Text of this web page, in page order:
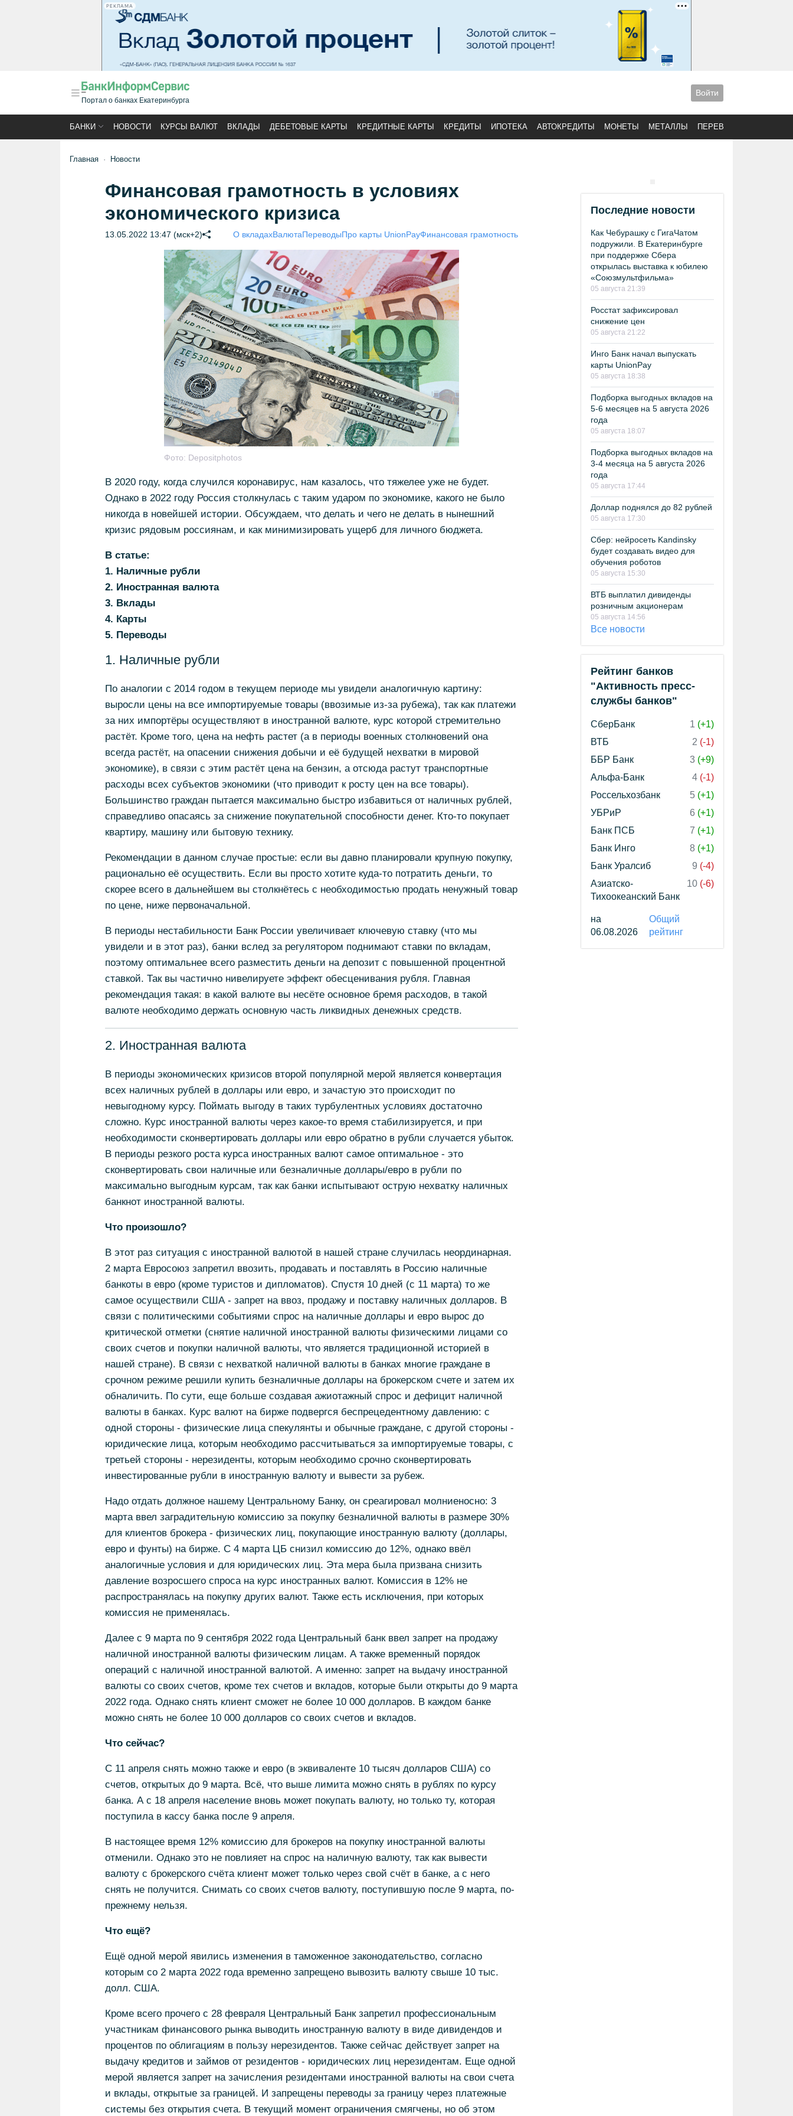
РЕКЛАМА
Портал о банках Екатеринбурга
Войти
БАНКИ НОВОСТИ КУРСЫ ВАЛЮТ ВКЛАДЫ ДЕБЕТОВЫЕ КАРТЫ КРЕДИТНЫЕ КАРТЫ КРЕДИТЫ ИПОТЕКА АВТОКРЕДИТЫ МОНЕТЫ МЕТАЛЛЫ ПЕРЕВОДЫ
Главная Новости
Финансовая грамотность в условиях
экономического кризиса
13.05.2022 13:47 (мск+2) О вкладахВалютаПереводыПро карты UnionPayФинансовая грамотность
Фото: Depositphotos
В 2020 году, когда случился коронавирус, нам казалось, что тяжелее уже не будет.
Однако в 2022 году Россия столкнулась с таким ударом по экономике, какого не было
никогда в новейшей истории. Обсуждаем, что делать и чего не делать в нынешний
кризис рядовым россиянам, и как минимизировать ущерб для личного бюджета.
В статье:
1. Наличные рубли
2. Иностранная валюта
3. Вклады
4. Карты
5. Переводы
1. Наличные рубли
По аналогии с 2014 годом в текущем периоде мы увидели аналогичную картину:
выросли цены на все импортируемые товары (ввозимые из-за рубежа), так как платежи
за них импортёры осуществляют в иностранной валюте, курс которой стремительно
растёт. Кроме того, цена на нефть растет (а в периоды военных столкновений она
всегда растёт, на опасении снижения добычи и её будущей нехватки в мировой
экономике), в связи с этим растёт цена на бензин, а отсюда растут транспортные
расходы всех субъектов экономики (что приводит к росту цен на все товары).
Большинство граждан пытается максимально быстро избавиться от наличных рублей,
справедливо опасаясь за снижение покупательной способности денег. Кто-то покупает
квартиру, машину или бытовую технику.
Рекомендации в данном случае простые: если вы давно планировали крупную покупку,
рационально её осуществить. Если вы просто хотите куда-то потратить деньги, то
скорее всего в дальнейшем вы столкнётесь с необходимостью продать ненужный товар
по цене, ниже первоначальной.
В периоды нестабильности Банк России увеличивает ключевую ставку (что мы
увидели и в этот раз), банки вслед за регулятором поднимают ставки по вкладам,
поэтому оптимальнее всего разместить деньги на депозит с повышенной процентной
ставкой. Так вы частично нивелируете эффект обесценивания рубля. Главная
рекомендация такая: в какой валюте вы несёте основное бремя расходов, в такой
валюте необходимо держать основную часть ликвидных денежных средств.
2. Иностранная валюта
В периоды экономических кризисов второй популярной мерой является конвертация
всех наличных рублей в доллары или евро, и зачастую это происходит по
невыгодному курсу. Поймать выгоду в таких турбулентных условиях достаточно
сложно. Курс иностранной валюты через какое-то время стабилизируется, и при
необходимости сконвертировать доллары или евро обратно в рубли случается убыток.
В периоды резкого роста курса иностранных валют самое оптимальное - это
сконвертировать свои наличные или безналичные доллары/евро в рубли по
максимально выгодным курсам, так как банки испытывают острую нехватку наличных
банкнот иностранной валюты.
Что произошло?
В этот раз ситуация с иностранной валютой в нашей стране случилась неординарная.
2 марта Евросоюз запретил ввозить, продавать и поставлять в Россию наличные
банкоты в евро (кроме туристов и дипломатов). Спустя 10 дней (с 11 марта) то же
самое осуществили США - запрет на ввоз, продажу и поставку наличных долларов. В
связи с политическими событиями спрос на наличные доллары и евро вырос до
критической отметки (снятие наличной иностранной валюты физическими лицами со
своих счетов и покупки наличной валюты, что является традиционной историей в
нашей стране). В связи с нехваткой наличной валюты в банках многие граждане в
срочном режиме решили купить безналичные доллары на брокерском счете и затем их
обналичить. По сути, еще больше создавая ажиотажный спрос и дефицит наличной
валюты в банках. Курс валют на бирже подвергся беспрецедентному давлению: с
одной стороны - физические лица спекулянты и обычные граждане, с другой стороны -
юридические лица, которым необходимо рассчитываться за импортируемые товары, с
третьей стороны - нерезиденты, которым необходимо срочно сконвертировать
инвестированные рубли в иностранную валюту и вывести за рубеж.
Надо отдать должное нашему Центральному Банку, он среагировал молниеносно: 3
марта ввел заградительную комиссию за покупку безналичной валюты в размере 30%
для клиентов брокера - физических лиц, покупающие иностранную валюту (доллары,
евро и фунты) на бирже. С 4 марта ЦБ снизил комиссию до 12%, однако ввёл
аналогичные условия и для юридических лиц. Эта мера была призвана снизить
давление возросшего спроса на курс иностранных валют. Комиссия в 12% не
распространялась на покупку других валют. Также есть исключения, при которых
комиссия не применялась.
Далее с 9 марта по 9 сентября 2022 года Центральный банк ввел запрет на продажу
наличной иностранной валюты физическим лицам. А также временный порядок
операций с наличной иностранной валютой. А именно: запрет на выдачу иностранной
валюты со своих счетов, кроме тех счетов и вкладов, которые были открыты до 9 марта
2022 года. Однако снять клиент сможет не более 10 000 долларов. В каждом банке
можно снять не более 10 000 долларов со своих счетов и вкладов.
Что сейчас?
С 11 апреля снять можно также и евро (в эквиваленте 10 тысяч долларов США) со
счетов, открытых до 9 марта. Всё, что выше лимита можно снять в рублях по курсу
банка. А с 18 апреля население вновь может покупать валюту, но только ту, которая
поступила в кассу банка после 9 апреля.
В настоящее время 12% комиссию для брокеров на покупку иностранной валюты
отменили. Однако это не повлияет на спрос на наличную валюту, так как вывести
валюту с брокерского счёта клиент может только через свой счёт в банке, а с него
снять не получится. Снимать со своих счетов валюту, поступившую после 9 марта, по-
прежнему нельзя.
Что ещё?
Ещё одной мерой явились изменения в таможенное законодательство, согласно
которым со 2 марта 2022 года временно запрещено вывозить валюту свыше 10 тыс.
долл. США.
Кроме всего прочего с 28 февраля Центральный Банк запретил профессиональным
участникам финансового рынка выводить иностранную валюту в виде дивидендов и
процентов по облигациям в пользу нерезидентов. Также сейчас действует запрет на
выдачу кредитов и займов от резидентов - юридических лиц нерезидентам. Еще одной
мерой является запрет на зачисления резидентами иностранной валюты на свои счета
и вклады, открытые за границей. И запрещены переводы за границу через платежные
системы без открытия счета. В текущий момент ограничения смягчены, но об этом
Последние новости
Как Чебурашку с ГигаЧатом
подружили. В Екатеринбурге
при поддержке Сбера
открылась выставка к юбилею
«Союзмультфильма»
05 августа 21:39
Росстат зафиксировал
снижение цен
05 августа 21:22
Инго Банк начал выпускать
карты UnionPay
05 августа 18:38
Подборка выгодных вкладов на
5-6 месяцев на 5 августа 2026
года
05 августа 18:07
Подборка выгодных вкладов на
3-4 месяца на 5 августа 2026
года
05 августа 17:44
Доллар поднялся до 82 рублей
05 августа 17:30
Сбер: нейросеть Kandinsky
будет создавать видео для
обучения роботов
05 августа 15:30
ВТБ выплатил дивиденды
розничным акционерам
05 августа 14:56
Все новости
Рейтинг банков
"Активность пресс-
службы банков"
СберБанк 1 (+1)
ВТБ
2 (-1)
ББР Банк
3 (+9)
Альфа-Банк
4 (-1)
Россельхозбанк
5 (+1)
УБРиР
6 (+1)
Банк ПСБ
7 (+1)
Банк Инго
8 (+1)
Банк Уралсиб
9 (-4)
Азиатско-
Тихоокеанский Банк
10 (-6)
на
06.08.2026
Общий
рейтинг